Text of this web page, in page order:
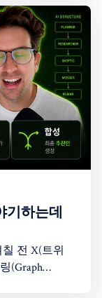
이 진행한
트 Hermes
나와 이야기
기하는데
(Graph